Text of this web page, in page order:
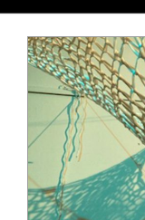
content